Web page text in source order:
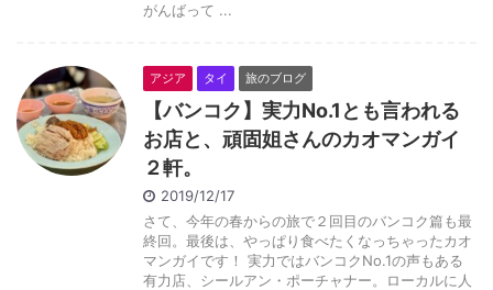
がんばって ...
アジア タイ 旅のブログ
【バンコク】実力No.1とも言われる
お店と、頑固姐さんのカオマンガイ
２軒。
2019/12/17
さて、今年の春からの旅で２回目のバンコク篇も最
終回。最後は、やっぱり食べたくなっちゃったカオ
マンガイです！ 実力ではバンコクNo.1の声もある
有力店、シールアン・ポーチャナー。ローカルに人